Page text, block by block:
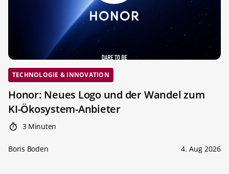
TECHNOLOGIE & INNOVATION
Honor: Neues Logo und der Wandel zum
KI-Ökosystem-Anbieter
3 Minuten
Boris Boden 4. Aug 2026